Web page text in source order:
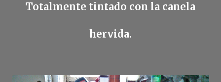
Totalmente tintado con la canela
hervida.